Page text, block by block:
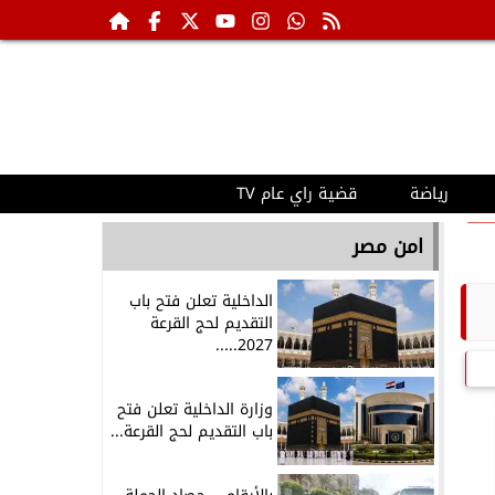
رياضة قضية راي عام TV
امن مصر
الداخلية تعلن فتح باب
التقديم لحج القرعة
2027.....
وزارة الداخلية تعلن فتح
باب التقديم لحج القرعة...